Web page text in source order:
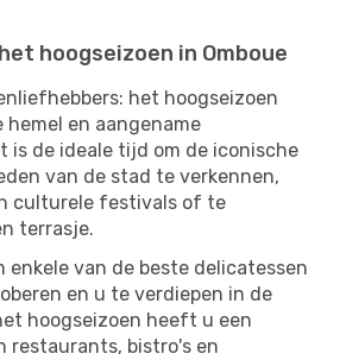
hoogseizoen in Omboue
het hoogseizoen
en aangename
is de ideale tijd om de iconische
van de stad te verkennen,
culturele festivals of te
terrasje.
enkele van de beste delicatessen
en u te verdiepen in de
hoogseizoen heeft u een
restaurants, bistro's en